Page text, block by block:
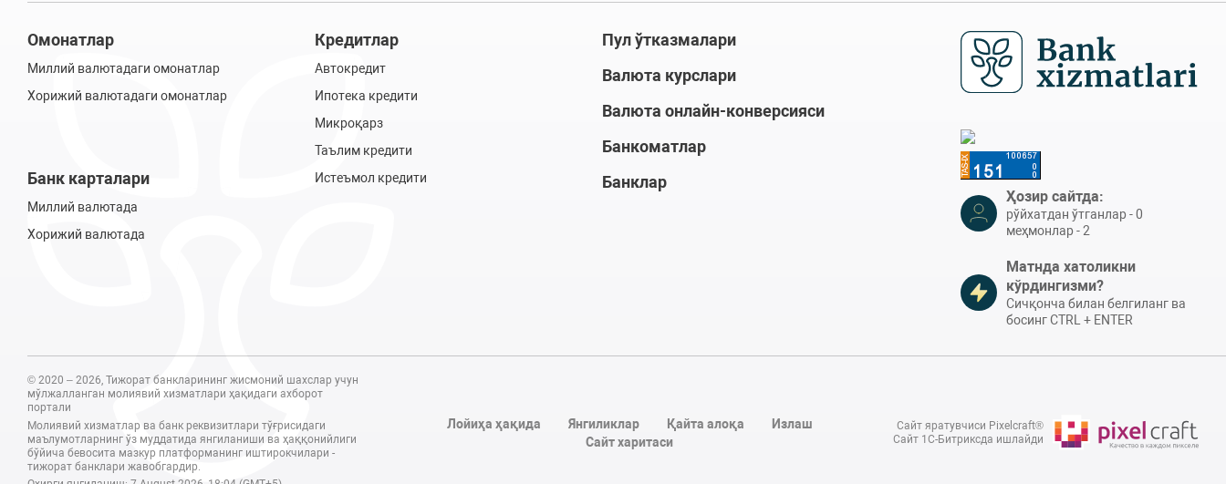
Омонатлар
Миллий валютадаги омонатлар
Хорижий валютадаги омонатлар
Банк карталари
Миллий валютада
Хорижий валютада
Кредитлар
Автокредит
Ипотека кредити
Микроқарз
Таълим кредити
Истеъмол кредити
Пул ўтказмалари
Валюта курслари
Валюта онлайн-конверсияси
Банкоматлар
Банклар
Ҳозир сайтда:
рўйхатдан ўтганлар - 0
меҳмонлар - 2
Матнда хатоликни
кўрдингизми?
Сичқонча билан белгиланг ва
босинг CTRL + ENTER
© 2020 – 2026, Тижорат банкларининг жисмоний шахслар учун
мўлжалланган молиявий хизматлари ҳақидаги ахборот
портали
Молиявий хизматлар ва банк реквизитлари тўғрисидаги
маълумотларнинг ўз муддатида янгиланиши ва ҳаққонийлиги
бўйича бевосита мазкур платформанинг иштирокчилари -
тижорат банклари жавобгардир.
Лойиҳа ҳақида Янгиликлар Қайта алоқа
Излаш
Сайт харитаси
Сайт яратувчиси Pixelcraft®
Сайт 1C-Битриксда ишлайди